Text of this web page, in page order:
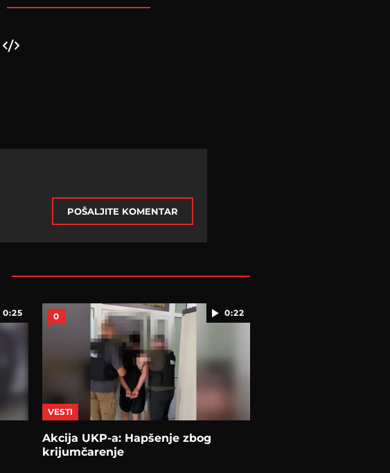
POŠALJITE KOMENTAR
0:25 0:22
0
VESTI
Akcija UKP-a: Hapšenje zbog
krijumčarenje